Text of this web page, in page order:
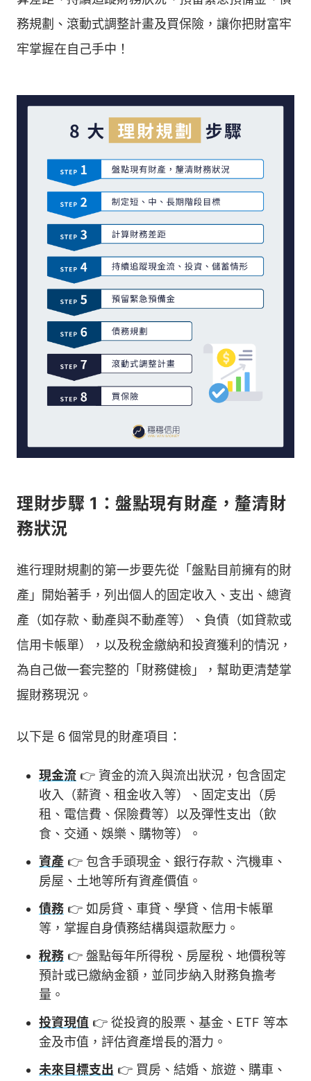
務規劃、滾動式調整計畫及買保險，讓你把財富牢
牢掌握在自己手中！
理財步驟 1：盤點現有財產，釐清財
務狀況
進行理財規劃的第一步要先從「盤點目前擁有的財
產」開始著手，列出個人的固定收入、支出、總資
產（如存款、動產與不動產等）、負債（如貸款或
信用卡帳單），以及稅金繳納和投資獲利的情況，
為自己做一套完整的「財務健檢」，幫助更清楚掌
握財務現況。
以下是 6 個常見的財產項目：
現金流 👉 資金的流入與流出狀況，包含固定
收入（薪資、租金收入等）、固定支出（房
租、電信費、保險費等）以及彈性支出（飲
食、交通、娛樂、購物等）。
資產 👉 包含手頭現金、銀行存款、汽機車、
房屋、土地等所有資產價值。
債務 👉 如房貸、車貸、學貸、信用卡帳單
等，掌握自身債務結構與還款壓力。
稅務 👉 盤點每年所得稅、房屋稅、地價稅等
預計或已繳納金額，並同步納入財務負擔考
量。
投資現值 👉 從投資的股票、基金、ETF 等本
金及市值，評估資產增長的潛力。
未來目標支出 👉 買房、結婚、旅遊、購車、